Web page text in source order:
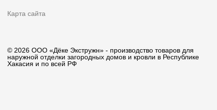
Карта сайта
© 2026 ООО «Дёке Экстружн» - производство товаров для
наружной отделки загородных домов и кровли в Республике
Хакасия и по всей РФ